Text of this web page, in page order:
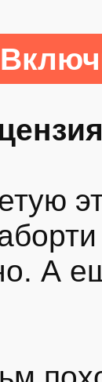
А